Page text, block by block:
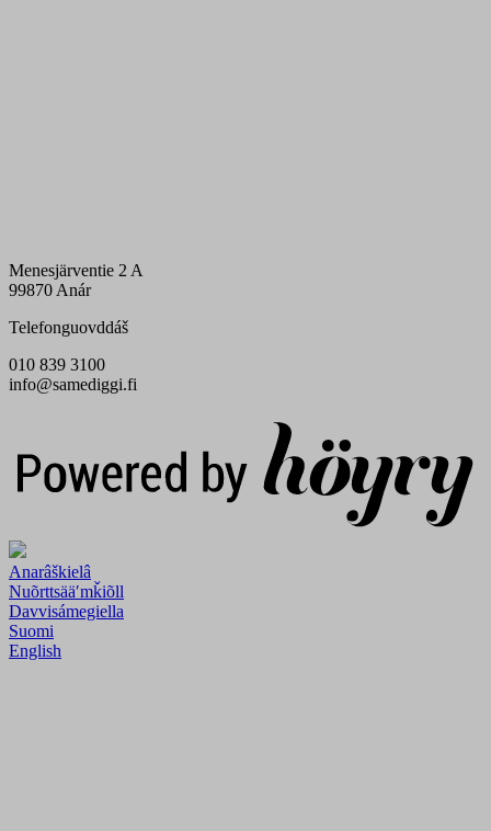
Menesjärventie 2 A
99870 Anár
Telefonguovddáš
010 839 3100
info@samediggi.fi
Anarâškielâ
Nuõrttsääʹmǩiõll
Davvisámegiella
Suomi
English